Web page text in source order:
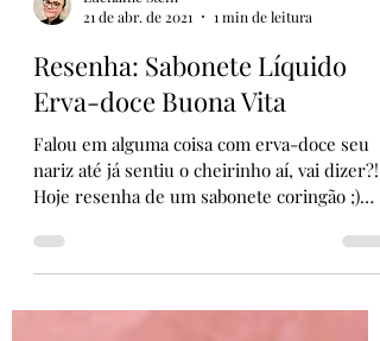
21 de abr. de 2021
1 min de leitura
Resenha: Sabonete Líquido
Erva-doce Buona Vita
Falou em alguma coisa com erva-doce seu
Hoje resenha de um sabonete coringão ;)
Produto:...